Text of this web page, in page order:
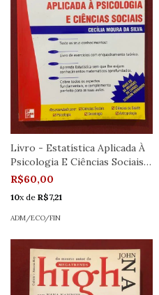
Livro - Estatística Aplicada À
Psicologia E Ciências Sociais -
Cecília Moura Da Silva -
R$60,00
10x de R$7,21
ADM/ECO/FIN